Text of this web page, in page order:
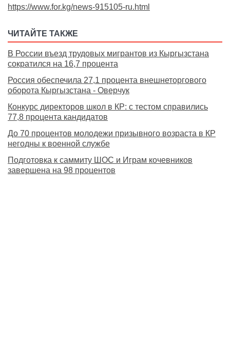
https://www.for.kg/news-915105-ru.html
ЧИТАЙТЕ ТАКЖЕ
В России въезд трудовых мигрантов из Кыргызстана
сократился на 16,7 процента
Россия обеспечила 27,1 процента внешнеторгового
оборота Кыргызстана - Оверчук
Конкурс директоров школ в КР: с тестом справились
77,8 процента кандидатов
До 70 процентов молодежи призывного возраста в КР
негодны к военной службе
Подготовка к саммиту ШОС и Играм кочевников
завершена на 98 процентов